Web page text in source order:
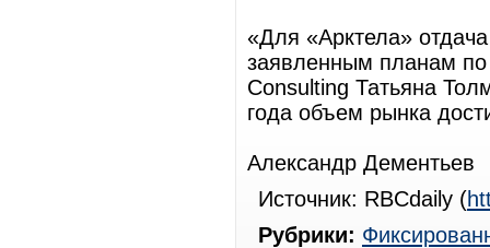
«Для «Арктела»
заявленным планам
Consulting Татьяна
года объем рынка
Александр Дементьев
Источник: RBCdaily (
Рубрики: